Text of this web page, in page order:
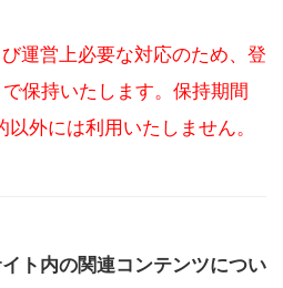
運営上必要な対応のため、登
保持いたします。保持期間
外には利用いたしません。
ト内の関連コンテンツについ